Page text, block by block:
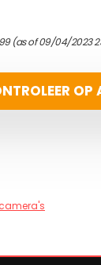
(as of 09/04/2023